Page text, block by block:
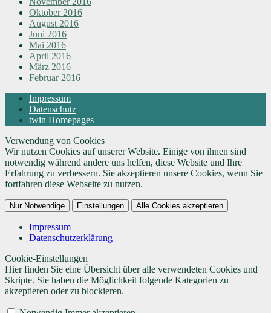
Oktober 2016
August 2016
Juni 2016
Mai 2016
April 2016
März 2016
Februar 2016
Impressum
Datenschutz
twin Homepages
Verwendung von Cookies
Wir nutzen Cookies auf unserer Website. Einige von ihnen sind
notwendig während andere uns helfen, diese Website und Ihre
Erfahrung zu verbessern. Sie akzeptieren unsere Cookies, wenn Sie
fortfahren diese Webseite zu nutzen.
Nur Notwendige Einstellungen Alle Cookies akzeptieren
Impressum
Datenschutzerklärung
Cookie-Einstellungen
Hier finden Sie eine Übersicht über alle verwendeten Cookies und
Skripte. Sie haben die Möglichkeit folgende Kategorien zu
akzeptieren oder zu blockieren.